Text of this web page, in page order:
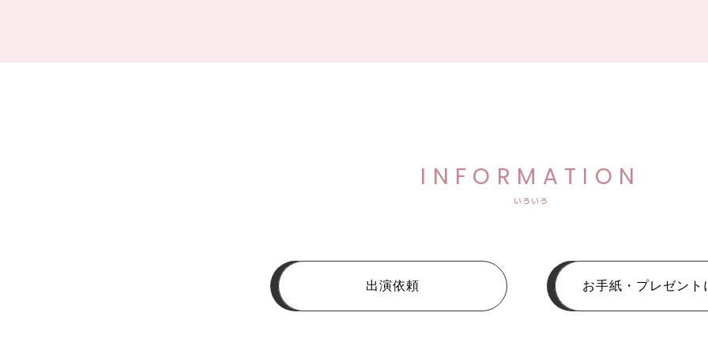
INFORMATION
いろいろ
出演依頼 お手紙・プレゼント